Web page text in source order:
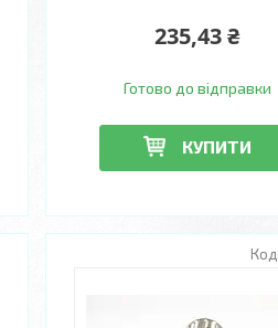
235,43 ₴
Готово до відправки
КУПИТИ